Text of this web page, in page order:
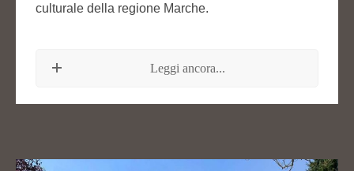
culturale della regione Marche.
Leggi ancora...